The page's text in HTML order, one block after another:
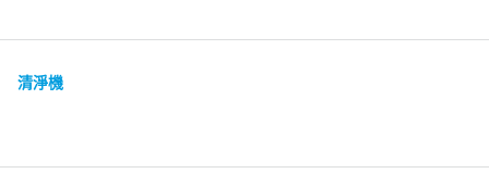
清淨機